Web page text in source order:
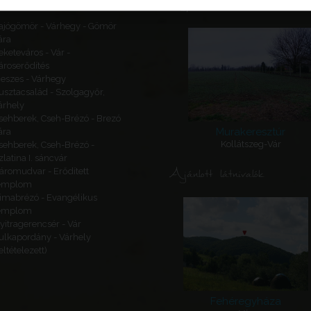
- Várhegy - Gömör
- Vár -
- Várhegy
- Szolgagyőr,
Cseh-Brézó - Brezó
Cseh-Brézó -
I. sáncvár
- Erődített
- Evangélikus
- Vár
- Várhely
Murakeresztúr
Kollátszeg-Vár
Ajánlott látnivalók
Fehéregyháza